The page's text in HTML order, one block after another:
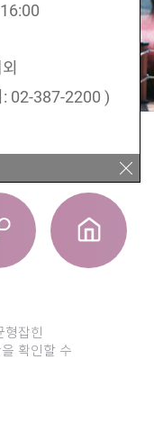
형잡힌
확인할 수
) 010-2713-
함
랍니다
02-387-2200 )